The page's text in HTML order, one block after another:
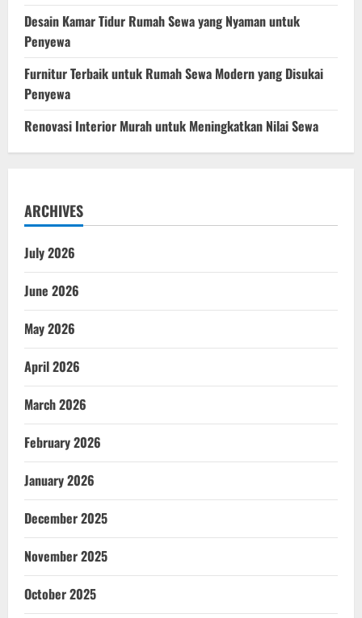
Desain Kamar Tidur Rumah Sewa yang Nyaman untuk
Penyewa
Furnitur Terbaik untuk Rumah Sewa Modern yang Disukai
Penyewa
Renovasi Interior Murah untuk Meningkatkan Nilai Sewa
ARCHIVES
July 2026
June 2026
May 2026
April 2026
March 2026
February 2026
January 2026
December 2025
November 2025
October 2025